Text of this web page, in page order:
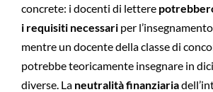
concrete: i docenti di lettere
i requisiti necessariper
mentre un docente della classe di
potrebbe teoricamente insegnare in
diverse. La neutralità finanziaria